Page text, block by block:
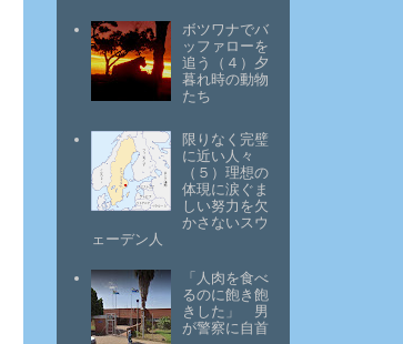
ボツワナでバ
ッファローを
追う（４）夕
暮れ時の動物
たち
限りなく完璧
に近い人々
（５）理想の
体現に涙ぐま
しい努力を欠
かさないスウ
ェーデン人
「人肉を食べ
るのに飽き飽
きした」 男
が警察に自首